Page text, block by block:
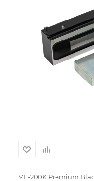
ML-200K Premium